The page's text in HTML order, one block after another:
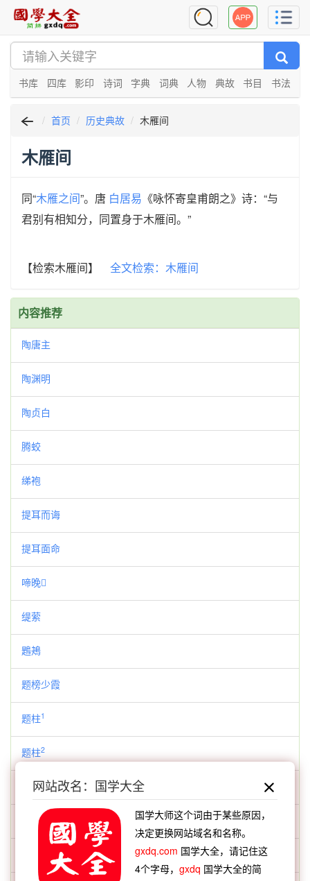
书库 四库 影印 诗词 字典 词典 人物 典故 书目 书法
首页 历史典故 木雁间
木雁间
同“木雁之间”。唐 白居易 《咏怀寄皇甫朗之》诗：“与
君别有相知分，同置身于木雁间。”
【检索木雁间】 全文检索：木雁间
内容推荐
陶唐主
陶渊明
陶贞白
腾蛟
绨袍
提耳而诲
提耳面命
啼晚
缇萦
鶗鴂
题榜少霞
题柱1
题柱2
天长久
天池鳞
网站改名：国学大全
国学大师这个词由于某些原因，
决定更换网站域名和名称。
gxdq.com 国学大全，请记住这
4个字母，gxdq 国学大全的简